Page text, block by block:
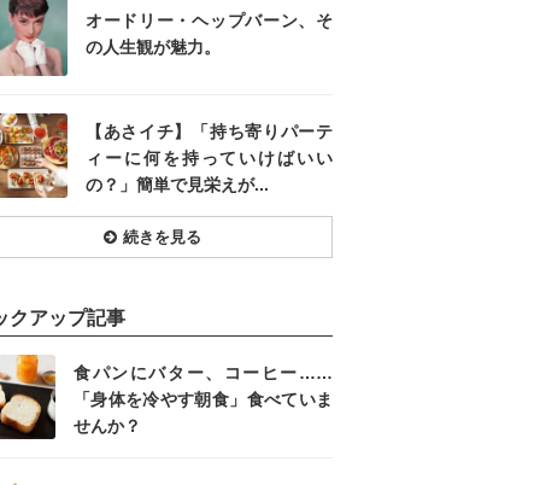
オードリー・ヘップバーン、そ
の人生観が魅力。
【あさイチ】「持ち寄りパーテ
ィーに何を持っていけばいい
の？」簡単で見栄えが...
続きを見る
クアップ記事
食パンにバター、コーヒー……
「身体を冷やす朝食」食べていま
せんか？